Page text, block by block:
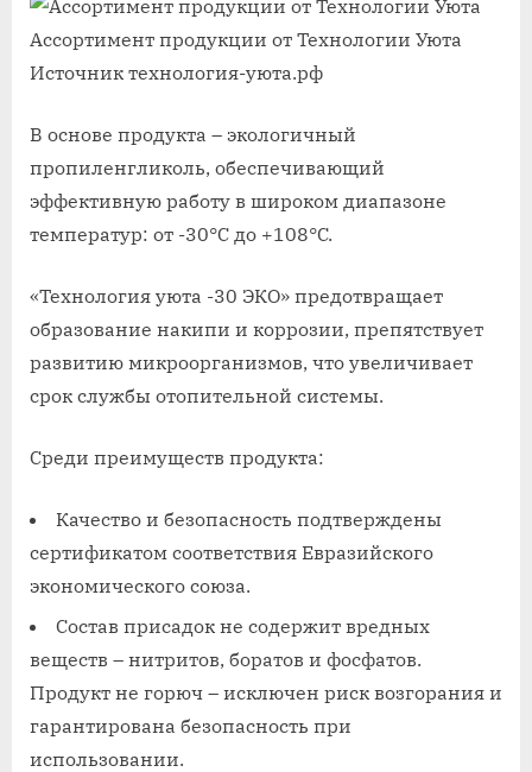
Ассортимент продукции от Технологии Уюта
Источник технология-уюта.рф
В основе продукта – экологичный
пропиленгликоль, обеспечивающий
эффективную работу в широком диапазоне
температур: от -30°C до +108°C.
«Технология уюта -30 ЭКО» предотвращает
образование накипи и коррозии, препятствует
развитию микроорганизмов, что увеличивает
срок службы отопительной системы.
Среди преимуществ продукта:
Качество и безопасность подтверждены
сертификатом соответствия Евразийского
экономического союза.
Состав присадок не содержит вредных
веществ – нитритов, боратов и фосфатов.
Продукт не горюч – исключен риск возгорания и
гарантирована безопасность при
использовании.